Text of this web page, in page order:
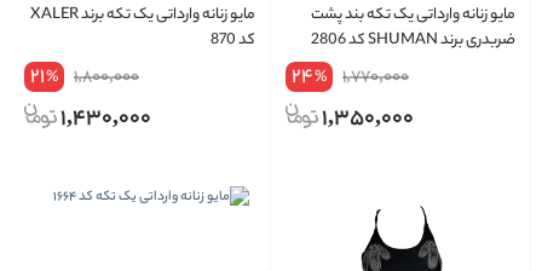
مایو زنانه وارداتی یک تکه بند پشت
ضربدری برند SHUMAN کد 2806
1,770,000
24%
1,350,000
مایو زنانه وارداتی یک تکه برند XALER
کد 870
1,800,000
21%
1,430,000